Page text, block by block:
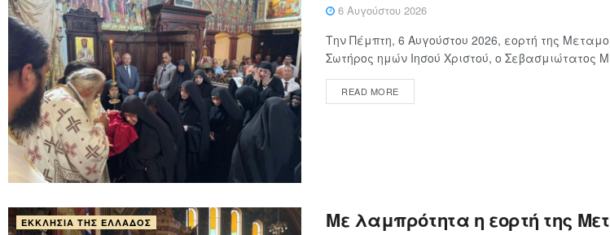
6 Αυγούστου 2026
Την Πέμπτη, 6 Αυγούστου 2026, εορτή της
Σωτήρος ημών Ιησού Χριστού, ο Σεβασμιώτατος
READ MORE
ΕΚΚΛΗΣΊΑ ΤΗΣ ΕΛΛΆΔΟΣ
Με λαμπρότητα η εορτή της